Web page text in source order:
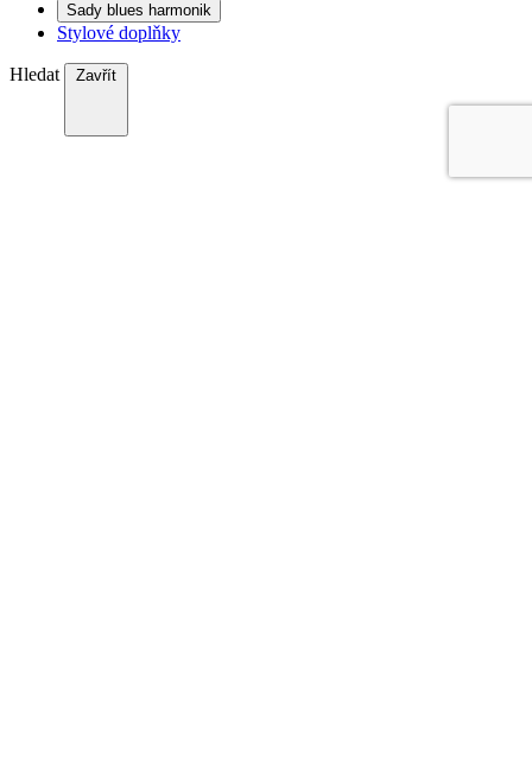
Sady blues harmonik
Stylové doplňky
Hledat Zavřít